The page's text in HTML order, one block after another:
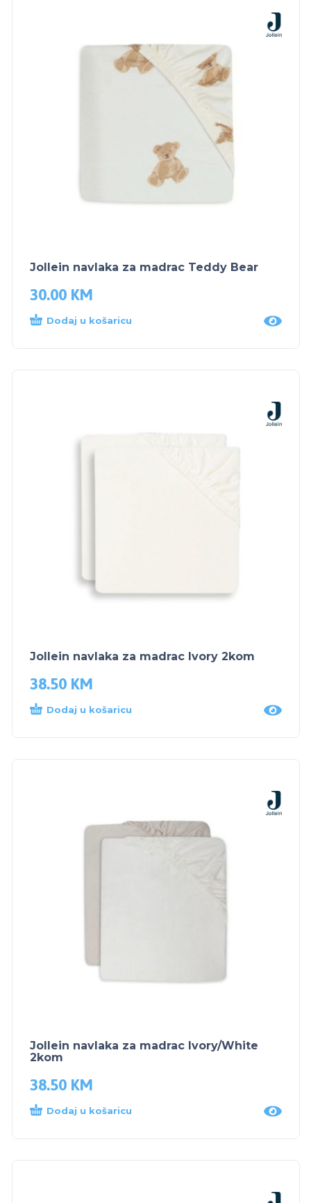
Jollein navlaka za madrac Teddy Bear
30.00 KM
Dodaj u košaricu
Jollein navlaka za madrac Ivory 2kom
38.50 KM
Dodaj u košaricu
Jollein navlaka za madrac Ivory/White
2kom
38.50 KM
Dodaj u košaricu